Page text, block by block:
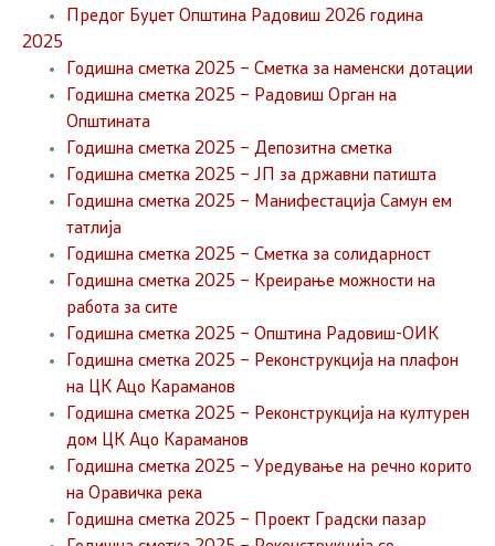
Предог Буџет Општина Радовиш 2026 година
2025
Годишна сметка 2025 – Сметка за наменски дотации
Годишна сметка 2025 – Радовиш Орган на
Општината
Годишна сметка 2025 – Депозитна сметка
Годишна сметка 2025 – ЈП за државни патишта
Годишна сметка 2025 – Манифестација Самун ем
татлија
Годишна сметка 2025 – Сметка за солидарност
Годишна сметка 2025 – Креирање можности на
работа за сите
Годишна сметка 2025 – Општина Радовиш-ОИК
Годишна сметка 2025 – Реконструкција на плафон
на ЦК Ацо Караманов
Годишна сметка 2025 – Реконструкција на културен
дом ЦК Ацо Караманов
Годишна сметка 2025 – Уредување на речно корито
на Оравичка река
Годишна сметка 2025 – Проект Градски пазар